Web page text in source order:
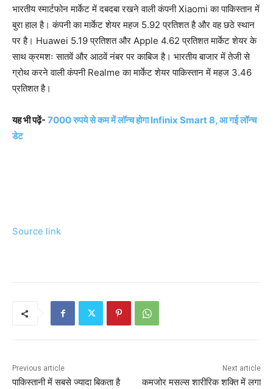
भारतीय स्मार्टफोन मार्केट में दबदबा रखने वाली कंपनी Xiaomi का पाकिस्तान में
बुरा हाल है। कंपनी का मार्केट शेयर महज 5.92 प्रतिशत है और वह छठे स्थान
पर है। Huawei 5.19 प्रतिशत और Apple 4.62 प्रतिशत मार्केट शेयर के
साथ क्रमशः सातवें और आठवें नंबर पर काबिज है। भारतीय बाजार में तेजी से
ग्रोथ करने वाली कंपनी Realme का मार्केट शेयर पाकिस्तान में महज 3.46
प्रतिशत है।
यह भी पढ़ें- 7000 रुपये से कम में लॉन्च होगा Infinix Smart 8, आ गई लॉन्च
डेट
Source link
Previous article
पाकिस्तानी में सबसे ज्यादा बिकता है
Next article
कमजोर मसल्स शारीरिक शक्ति में लगा